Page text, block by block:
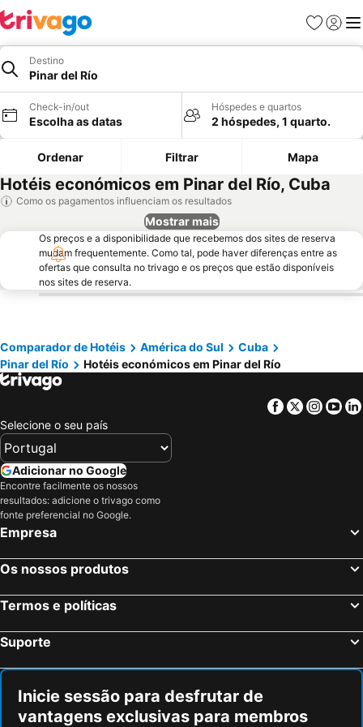
Favoritos
Iniciar
Destino
Pinar del Río
Check-in/out
Escolha as datas
Hóspedes e quartos
2 hóspedes, 1 quarto.
Ordenar Filtrar Mapa
Hotéis económicos em Pinar del Río, Cuba
Como os pagamentos influenciam os resultados
Mostrar mais
Os preços e a disponibilidade que recebemos dos sites de reserva
mudam frequentemente. Como tal, pode haver diferenças entre as
ofertas que consulta no trivago e os preços que estão disponíveis
nos sites de reserva.
Comparador de Hotéis América do Sul
Cuba
Pinar del Río
Hotéis económicos em Pinar del Río
Facebook
Twitter
Selecione o seu país
Adicionar no Google
Encontre facilmente os nossos
resultados: adicione o trivago como
fonte preferencial no Google.
Empresa
Os nossos produtos
Termos e políticas
Suporte
Inicie sessão para desfrutar de
vantagens exclusivas para membros